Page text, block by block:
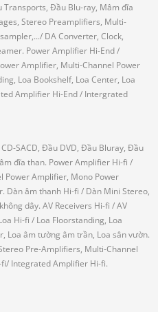
Transports, Đầu Blu-ray, Mâm đĩa
Stereo Preamplifiers, Multi-
/ DA Converter, Clock,
Power Amplifier Hi-End/
Amplifier, Multi-Channel Power
Loa Bookshelf, Loa Center, Loa
Amplifier Hi-End/ Intergrated
SACD, Đầu DVD, Đầu Bluray, Đầu
đĩa than. Power Amplifier Hi-fi /
Power Amplifier, Mono Power
Dàn âm thanh Hi-fi / Dàn Mini Stereo,
dây. AV Receivers Hi-fi / AV
Hi-fi / Loa Floorstanding, Loa
Loa âm tường âm trần, Loa sân vườn.
Pre-Amplifiers, Multi-Channel
/ Integrated Amplifier Hi-fi.